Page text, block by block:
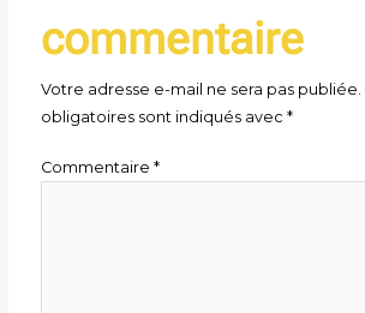
commentaire
Votre adresse e-mail ne sera pas publiée.
obligatoires sont indiqués avec*
Commentaire*